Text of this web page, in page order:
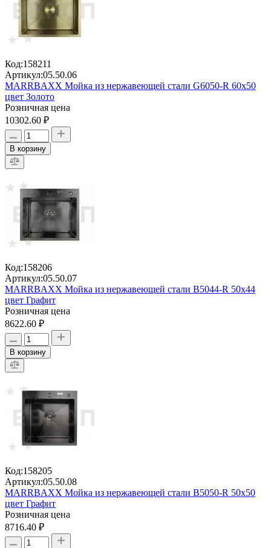
Код:158211
Артикул:05.50.06
MARRBAXX Мойка из нержавеющей стали G6050-R 60х50
цвет Золото
Розничная цена
10302.60 ₽
В корзину
Код:158206
Артикул:05.50.07
MARRBAXX Мойка из нержавеющей стали В5044-R 50х44
цвет Графит
Розничная цена
8622.60 ₽
В корзину
Код:158205
Артикул:05.50.08
MARRBAXX Мойка из нержавеющей стали В5050-R 50х50
цвет Графит
Розничная цена
8716.40 ₽